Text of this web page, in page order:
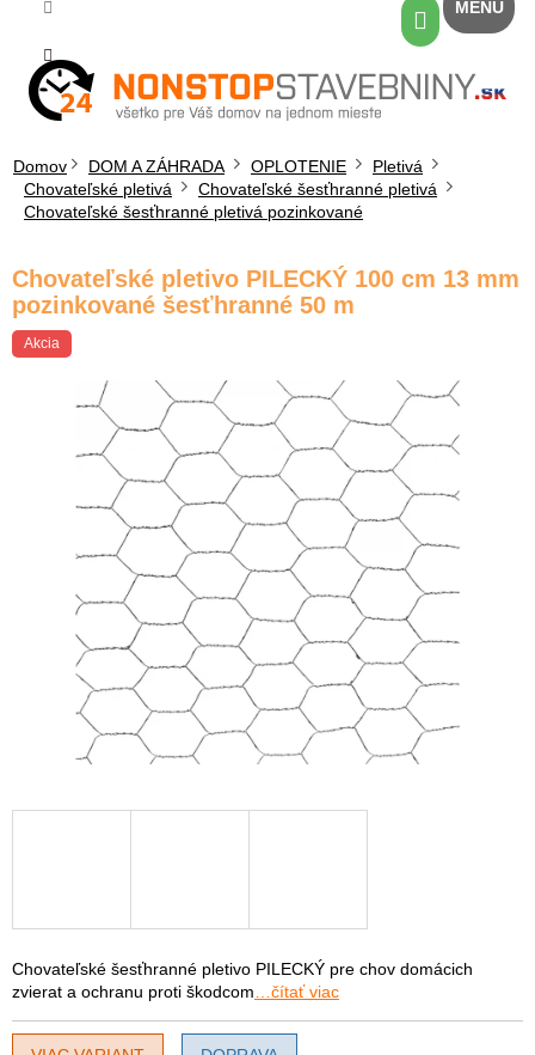
obsah
Nákupný
košík
Domov DOM A ZÁHRADA OPLOTENIE
Pletivá
Chovateľské pletivá
Chovateľské šesťhranné pletivá
Chovateľské šesťhranné pletivá pozinkované
Chovateľské pletivo PILECKÝ 100 cm 13 mm
pozinkované šesťhranné 50 m
Akcia
Chovateľské šesťhranné pletivo PILECKÝ pre chov domácich
zvierat a ochranu proti škodcom …čítať viac